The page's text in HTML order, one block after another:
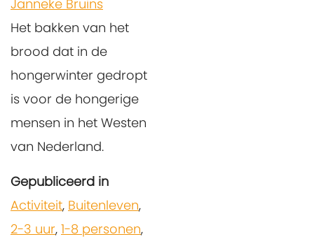
Janneke Bruins
Het bakken van het
brood dat in de
hongerwinter gedropt
is voor de hongerige
mensen in het Westen
van Nederland.
Gepubliceerd in
Activiteit, Buitenleven,
2-3 uur, 1-8 personen,